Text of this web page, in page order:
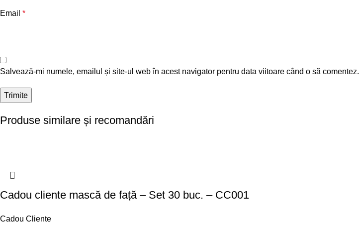
Email *
Salvează-mi numele, emailul și site-ul web în acest navigator pentru data viitoare când o să comentez.
Produse similare și recomandări
Cadou cliente mască de față – Set 30 buc. – CC001
Cadou Cliente